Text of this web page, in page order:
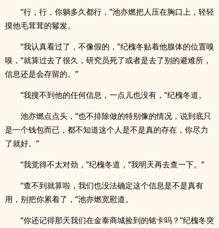
“行，行，你躺多久都行，”池亦燃把人压在胸口上，轻轻
摸他毛茸茸的鬈发。
“我认真看过了，不像假的，”纪槐冬贴着他腺体的位置嗅
嗅，“就算过去了很久，研究员死了或者是去了别的避难所，
信息还是会存留的。”
“我搜不到他的任何信息，一点儿也没有，”纪槐冬道。
池亦燃点点头，“也不排除做的特别像的情况，说到底只
是一个钱包而已，都不知道这个人是不是真的存在，你尽力
了就好。”
“我觉得不太对劲，”纪槐冬道，“我明天再去查一下。”
“查不到就算啦，我们也没法确定这个信息是不是真有
用，别把你累着了，”池亦燃宽慰道。
“你还记得那天我们在金泰商城捡到的铭卡吗？”纪槐冬突